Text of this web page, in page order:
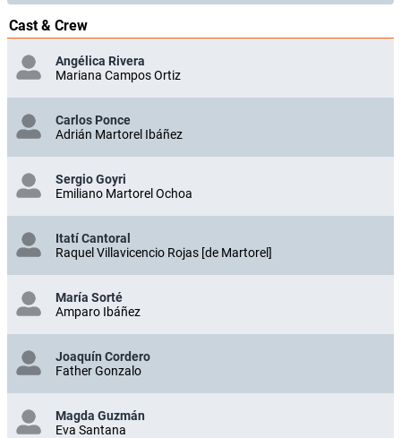
Cast & Crew
Angélica Rivera
Mariana Campos Ortiz
Carlos Ponce
Adrián Martorel Ibáñez
Sergio Goyri
Emiliano Martorel Ochoa
Itatí Cantoral
Raquel Villavicencio Rojas [de Martorel]
María Sorté
Amparo Ibáñez
Joaquín Cordero
Father Gonzalo
Magda Guzmán
Eva Santana